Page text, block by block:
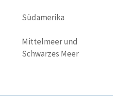
Südamerika
Mittelmeer und
Schwarzes Meer